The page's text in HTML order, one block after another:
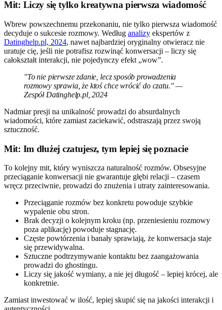
Mit: Liczy się tylko kreatywna pierwsza wiadomość
Wbrew powszechnemu przekonaniu, nie tylko pierwsza wiadomość
decyduje o sukcesie rozmowy. Według analizy ekspertów z
Datinghelp.pl, 2024, nawet najbardziej oryginalny otwieracz nie
uratuje cię, jeśli nie potrafisz rozwinąć konwersacji – liczy się
całokształt interakcji, nie pojedynczy efekt „wow”.
"To nie pierwsze zdanie, lecz sposób prowadzenia
rozmowy sprawia, że ktoś chce wrócić do czatu." —
Zespół Datinghelp.pl, 2024
Nadmiar presji na unikalność prowadzi do absurdalnych
wiadomości, które zamiast zaciekawić, odstraszają przez swoją
sztuczność.
Mit: Im dłużej czatujesz, tym lepiej się poznacie
To kolejny mit, który wyniszcza naturalność rozmów. Obsesyjne
przeciąganie konwersacji nie gwarantuje głębi relacji – czasem
wręcz przeciwnie, prowadzi do znużenia i utraty zainteresowania.
Przeciąganie rozmów bez konkretu powoduje szybkie
wypalenie obu stron.
Brak decyzji o kolejnym kroku (np. przeniesieniu rozmowy
poza aplikację) powoduje stagnację.
Częste powtórzenia i banały sprawiają, że konwersacja staje
się przewidywalna.
Sztuczne podtrzymywanie kontaktu bez zaangażowania
prowadzi do ghostingu.
Liczy się jakość wymiany, a nie jej długość – lepiej krócej, ale
konkretnie.
Zamiast inwestować w ilość, lepiej skupić się na jakości interakcji i